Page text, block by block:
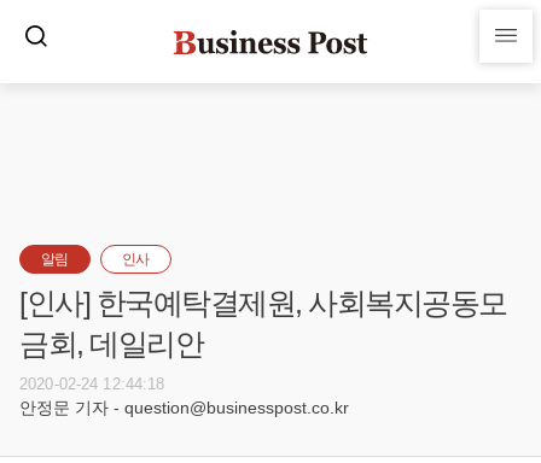
알림 인사
[인사] 한국예탁결제원, 사회복지공동모
금회, 데일리안
2020-02-24 12:44:18
안정문 기자 - question@businesspost.co.kr